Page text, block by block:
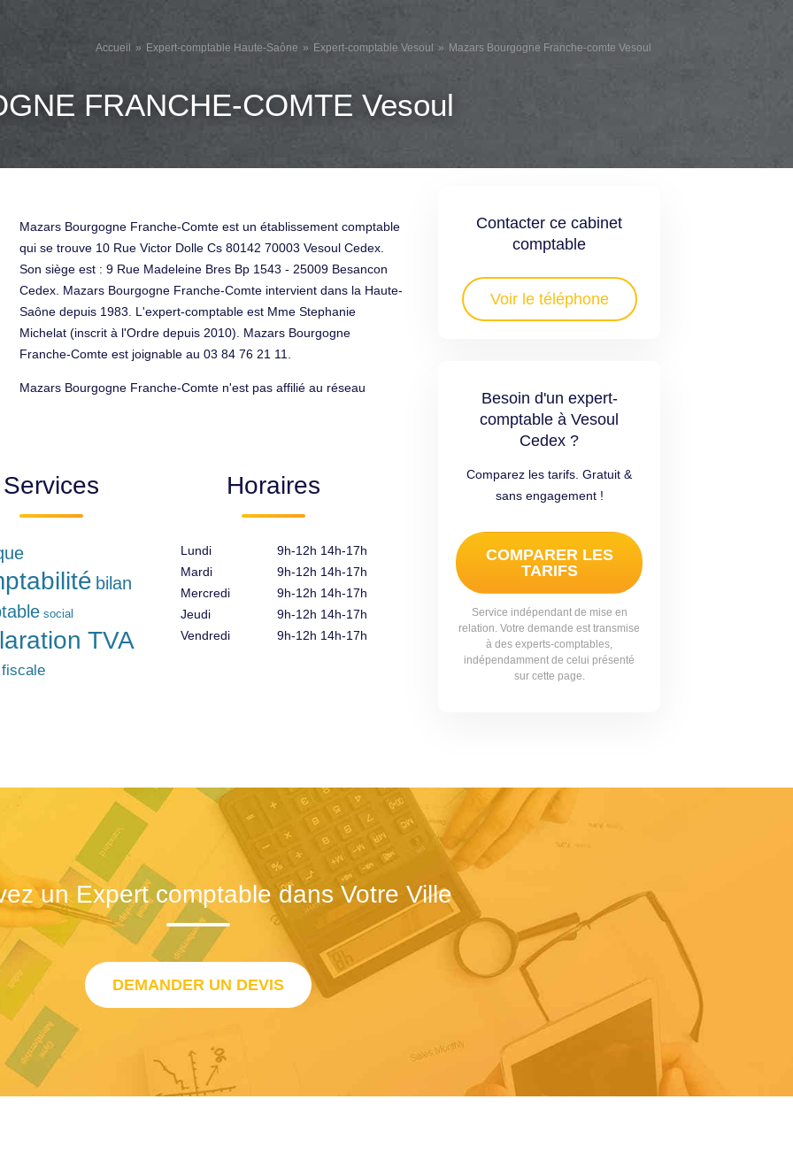
Accueil Expert-comptable Haute-Saône Expert-comptable Vesoul Mazars Bourgogne Franche-comte Vesoul
FRANCHE-COMTE Vesoul
Contacter ce cabinet
comptable
Voir le téléphone
Besoin d'un expert-
comptable à Vesoul
Cedex ?
Comparez les tarifs. Gratuit &
sans engagement !
COMPARER LES
TARIFS
Service indépendant de mise en
relation. Votre demande est transmise
à des experts-comptables,
indépendamment de celui présenté
sur cette page.
Mazars Bourgogne Franche-Comte est un établissement comptable
qui se trouve 10 Rue Victor Dolle Cs 80142 70003 Vesoul Cedex.
Son siège est : 9 Rue Madeleine Bres Bp 1543 - 25009 Besancon
Cedex. Mazars Bourgogne Franche-Comte intervient dans la Haute-
Saône depuis 1983. L'expert-comptable est Mme Stephanie
Michelat (inscrit à l'Ordre depuis 2010). Mazars Bourgogne
Franche-Comte est joignable au 03 84 76 21 11.
Mazars Bourgogne Franche-Comte n'est pas affilié au réseau
Services
bilan
social
TVA
Horaires
Lundi
Mardi
Mercredi
Jeudi
Vendredi
9h-12h 14h-17h
9h-12h 14h-17h
9h-12h 14h-17h
9h-12h 14h-17h
9h-12h 14h-17h
un Expert comptable dans Votre Ville
DEMANDER UN DEVIS